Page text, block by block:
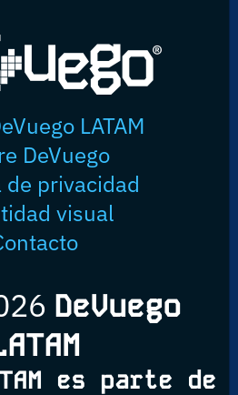
LATAM
DeVuego
de privacidad
visual
DeVuego
es parte de